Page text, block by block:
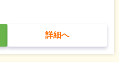
詳細へ